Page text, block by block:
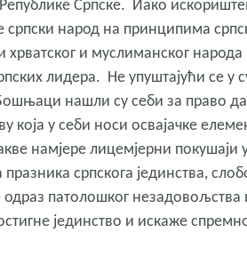
Српске. Иако
српски народ на принципима
хрватског и муслиманског
лидера. Не упуштајући се
нашли су себи за право да
која у себи носи освајачке
намјере лицемјерни покушаји
српскога јединства,
одраз патолошког
јединство и искаже